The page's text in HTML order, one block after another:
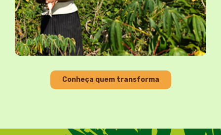
Conheça quem transforma